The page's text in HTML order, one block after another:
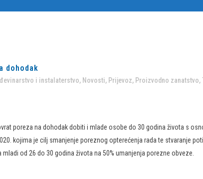
dohodak
i instalaterstvo, Novosti, Prijevoz, Proizvodno zanatstvo,
poreza na dohodak dobiti i mlade osobe do 30 godina života s
kojima je cilj smanjenje poreznog opterećenja rada te stvaranje
od 26 do 30 godina života na 50% umanjenja porezne obveze.